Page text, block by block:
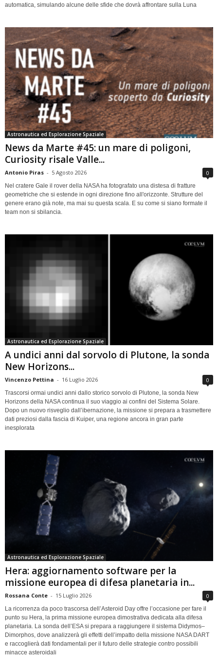
automatica, simulando alcune delle sfide che dovrà affrontare sulla Luna
Astronautica ed Esplorazione Spaziale
News da Marte #45: un mare di poligoni,
Curiosity risale Valle...
Antonio Piras - 5 Agosto 2026 0
Nel cratere Gale il rover della NASA ha fotografato una distesa di fratture
geometriche che si estende in ogni direzione fino all'orizzonte. Strutture del
genere erano già note, ma mai su questa scala. E su come si siano formate il
team non si sbilancia.
Astronautica ed Esplorazione Spaziale
A undici anni dal sorvolo di Plutone, la sonda
New Horizons...
Vincenzo Pettina - 16 Luglio 2026 0
Trascorsi ormai undici anni dallo storico sorvolo di Plutone, la sonda New
Horizons della NASA continua il suo viaggio ai confini del Sistema Solare.
Dopo un nuovo risveglio dall’ibernazione, la missione si prepara a trasmettere
dati preziosi dalla fascia di Kuiper, una regione ancora in gran parte
inesplorata
Astronautica ed Esplorazione Spaziale
Hera: aggiornamento software per la
missione europea di difesa planetaria in...
Rossana Conte - 15 Luglio 2026 0
La ricorrenza da poco trascorsa dell’Asteroid Day offre l’occasione per fare il
punto su Hera, la prima missione europea dimostrativa dedicata alla difesa
planetaria. La sonda dell’ESA si prepara a raggiungere il sistema Didymos–
Dimorphos, dove analizzerà gli effetti dell’impatto della missione NASA DART
e raccoglierà dati fondamentali per il futuro delle strategie contro possibili
minacce asteroidali